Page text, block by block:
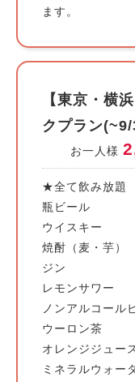
ます。
【東京・横
クプラン(~9/
お一人様
★全て飲み放題
瓶ビール
ウイスキー
焼酎（麦・芋）
ジン
レモンサワー
ノンアルコール
ウーロン茶
オレンジジュー
ミネラルウォー